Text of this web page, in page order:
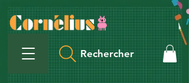
Rechercher